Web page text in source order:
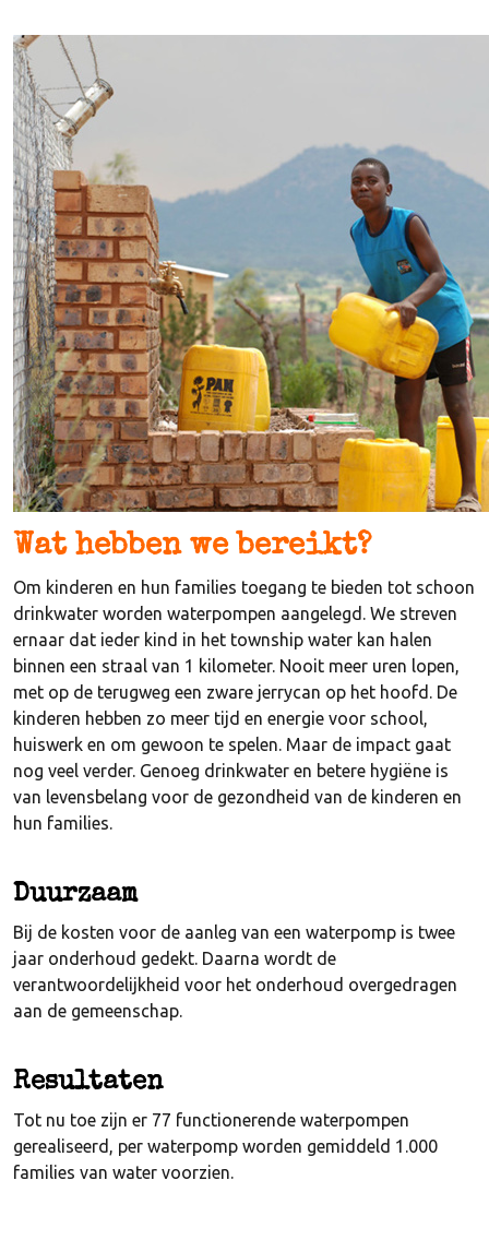
Wat hebben we bereikt?
Om kinderen en hun families toegang te bieden tot schoon
drinkwater worden waterpompen aangelegd. We streven
ernaar dat ieder kind in het township water kan halen
binnen een straal van 1 kilometer. Nooit meer uren lopen,
met op de terugweg een zware jerrycan op het hoofd. De
kinderen hebben zo meer tijd en energie voor school,
huiswerk en om gewoon te spelen. Maar de impact gaat
nog veel verder. Genoeg drinkwater en betere hygiëne is
van levensbelang voor de gezondheid van de kinderen en
hun families.
Duurzaam
Bij de kosten voor de aanleg van een waterpomp is twee
jaar onderhoud gedekt. Daarna wordt de
verantwoordelijkheid voor het onderhoud overgedragen
aan de gemeenschap.
Resultaten
Tot nu toe zijn er 77 functionerende waterpompen
gerealiseerd, per waterpomp worden gemiddeld 1.000
families van water voorzien.